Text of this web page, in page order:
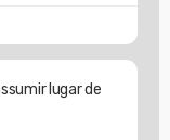
lugar de